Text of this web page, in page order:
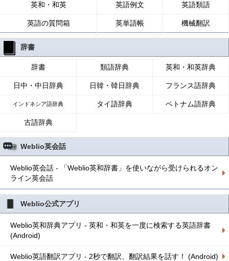
英和・和英 英語例文 英語類語
英語の質問箱 英単語帳 機械翻訳
辞書
辞書 類語辞典 英和・和英辞典
日中・中日辞典 日韓・韓日辞典 フランス語辞典
インドネシア語辞典 タイ語辞典 ベトナム語辞典
古語辞典
Weblio英会話
Weblio英会話 - 「Weblio英和辞書」を使いながら受けられるオン
ライン英会話
Weblio公式アプリ
Weblio英和辞典アプリ - 英和・和英を一度に検索する英語辞書
(Android)
Weblio英語翻訳アプリ - 2秒で翻訳、翻訳結果を話す！ (Android)